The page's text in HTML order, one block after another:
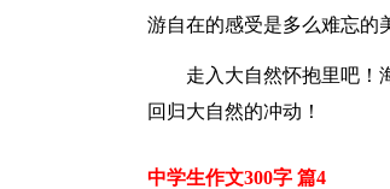
游自在的感受是多么难忘的
走入大自然怀抱里吧！
回归大自然的冲动！
中学生作文300字 篇4